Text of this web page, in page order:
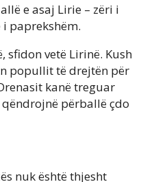
e asaj Lirie – zëri i
paprekshëm.
sfidon vetë Lirinë. Kush
popullit të drejtën për
kanë treguar
përballë çdo
nuk është thjesht